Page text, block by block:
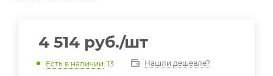
4 514 руб./шт
Есть в наличии: 13 Нашли дешевле?